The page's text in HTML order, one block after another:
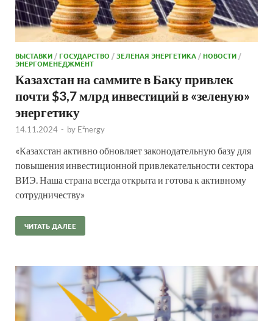
ВЫСТАВКИ /ГОСУДАРСТВО /ЗЕЛЕНАЯ ЭНЕРГЕТИКА /НОВОСТИ /
ЭНЕРГОМЕНЕДЖМЕНТ
Казахстан на саммите в Баку привлек
почти $3,7 млрд инвестиций в «зеленую»
энергетику
14.11.2024 - by E²nergy
«Казахстан активно обновляет законодательную базу для
повышения инвестиционной привлекательности сектора
ВИЭ. Наша страна всегда открыта и готова к активному
сотрудничеству»
ЧИТАТЬ ДАЛЕЕ